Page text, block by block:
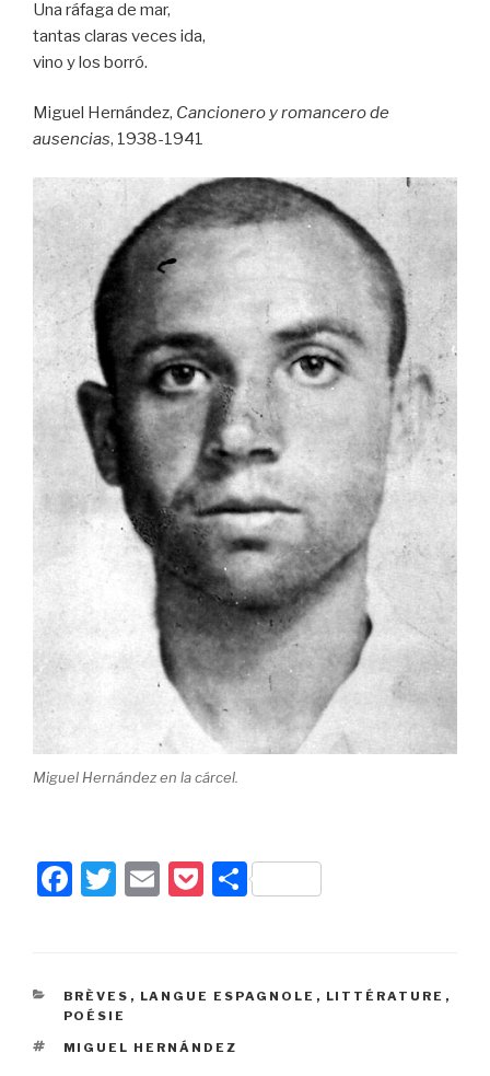
Una ráfaga de mar,
tantas claras veces ida,
vino y los borró.
Miguel Hernández, Cancionero y romancero de
ausencias, 1938-1941
Miguel Hernández en la cárcel.
F
e
b
o
T
er
E
P
k
P
g
CATÉGORIES
BRÈVES , LANGUE ESPAGNOLE , LITTÉRATURE ,
POÉSIE
ÉTIQUETTES
MIGUEL HERNÁNDEZ